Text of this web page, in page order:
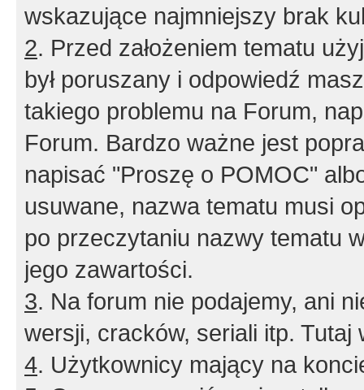
wskazujące najmniejszy brak
2. Przed założeniem tematu
był poruszany i odpowiedź
takiego problemu na Forum,
Forum. Bardzo ważne jest
napisać "Proszę o POMOC"
usuwane, nazwa tematu musi
po przeczytaniu nazwy tematu
jego zawartości.
3. Na forum nie podajemy, ani
wersji, cracków, seriali itp. Tutaj
4. Użytkownicy mający na